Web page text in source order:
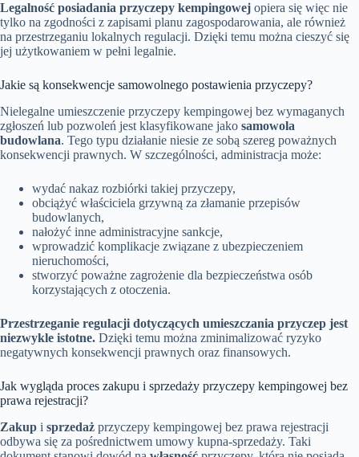
Legalność posiadania przyczepy kempingowej opiera się więc nie
tylko na zgodności z zapisami planu zagospodarowania, ale również
na przestrzeganiu lokalnych regulacji. Dzięki temu można cieszyć się
jej użytkowaniem w pełni legalnie.
Jakie są konsekwencje samowolnego postawienia przyczepy?
Nielegalne umieszczenie przyczepy kempingowej bez wymaganych
zgłoszeń lub pozwoleń jest klasyfikowane jako samowola
budowlana. Tego typu działanie niesie ze sobą szereg poważnych
konsekwencji prawnych. W szczególności, administracja może:
wydać nakaz rozbiórki takiej przyczepy,
obciążyć właściciela grzywną za złamanie przepisów
budowlanych,
nałożyć inne administracyjne sankcje,
wprowadzić komplikacje związane z ubezpieczeniem
nieruchomości,
stworzyć poważne zagrożenie dla bezpieczeństwa osób
korzystających z otoczenia.
Przestrzeganie regulacji dotyczących umieszczania przyczep jest
niezwykle istotne. Dzięki temu można zminimalizować ryzyko
negatywnych konsekwencji prawnych oraz finansowych.
Jak wygląda proces zakupu i sprzedaży przyczepy kempingowej bez
prawa rejestracji?
Zakup i sprzedaż przyczepy kempingowej bez prawa rejestracji
odbywa się za pośrednictwem umowy kupna-sprzedaży. Taki